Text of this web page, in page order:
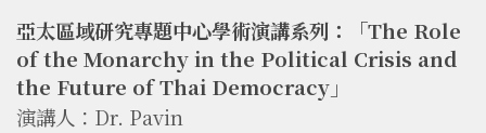
亞太區域研究專題中心學術演講系列：「The Role
of the Monarchy in the Political Crisis and
the Future of Thai Democracy」
演講人：Dr. Pavin